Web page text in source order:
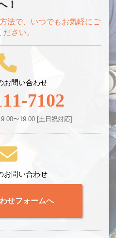
！
法で、いつでもお気軽にご
さい。
お問い合わせ
7102
〜19:00 [土日祝対応]
お問い合わせ
せフォームへ